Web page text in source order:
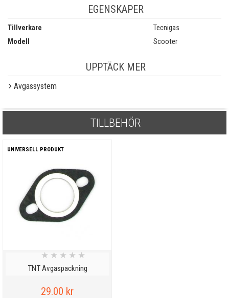
EGENSKAPER
Tillverkare
Tecnigas
Modell
Scooter
UPPTÄCK MER
Avgassystem
TILLBEHÖR
UNIVERSELL PRODUKT
TNT Avgaspackning
★ ★ ★ ★ ★
29.00 kr